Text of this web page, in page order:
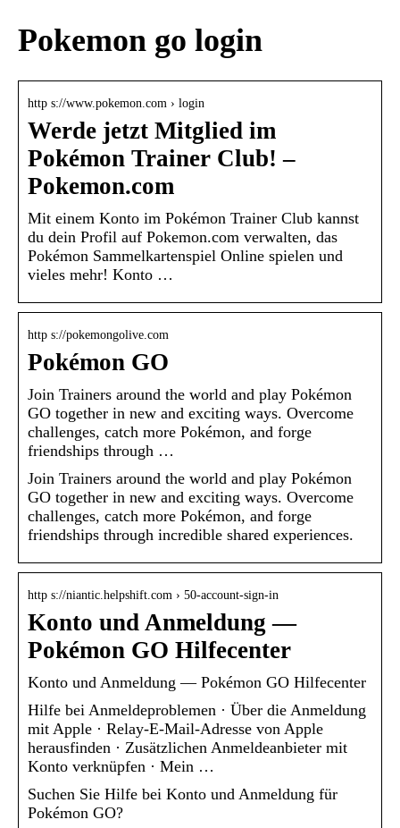
Pokemon go login
http s://www.pokemon.com › login
Werde jetzt Mitglied im
Pokémon Trainer Club! –
Pokemon.com
Mit einem Konto im Pokémon Trainer Club kannst
du dein Profil auf Pokemon.com verwalten, das
Pokémon Sammelkartenspiel Online spielen und
vieles mehr! Konto …
http s://pokemongolive.com
Pokémon GO
Join Trainers around the world and play Pokémon
GO together in new and exciting ways. Overcome
challenges, catch more Pokémon, and forge
friendships through …
Join Trainers around the world and play Pokémon
GO together in new and exciting ways. Overcome
challenges, catch more Pokémon, and forge
friendships through incredible shared experiences.
http s://niantic.helpshift.com › 50-account-sign-in
Konto und Anmeldung —
Pokémon GO Hilfecenter
Konto und Anmeldung — Pokémon GO Hilfecenter
Hilfe bei Anmeldeproblemen · Über die Anmeldung
mit Apple · Relay-E-Mail-Adresse von Apple
herausfinden · Zusätzlichen Anmeldeanbieter mit
Konto verknüpfen · Mein …
Suchen Sie Hilfe bei Konto und Anmeldung für
Pokémon GO?